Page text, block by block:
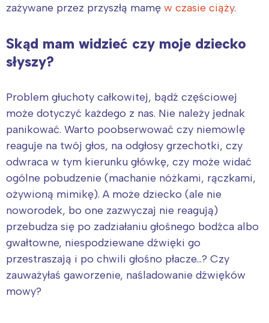
zażywane przez przyszłą mamę w czasie ciąży.
Skąd mam widzieć czy moje dziecko
słyszy?
Problem głuchoty całkowitej, bądź częściowej
może dotyczyć każdego z nas. Nie należy jednak
panikować. Warto poobserwować czy niemowlę
reaguje na twój głos, na odgłosy grzechotki, czy
odwraca w tym kierunku główkę, czy może widać
ogólne pobudzenie (machanie nóżkami, rączkami,
ożywioną mimikę). A może dziecko (ale nie
noworodek, bo one zazwyczaj nie reagują)
przebudza się po zadziałaniu głośnego bodźca albo
gwałtowne, niespodziewane dźwięki go
przestraszają i po chwili głośno płacze…? Czy
zauważyłaś gaworzenie, naśladowanie dźwięków
mowy?